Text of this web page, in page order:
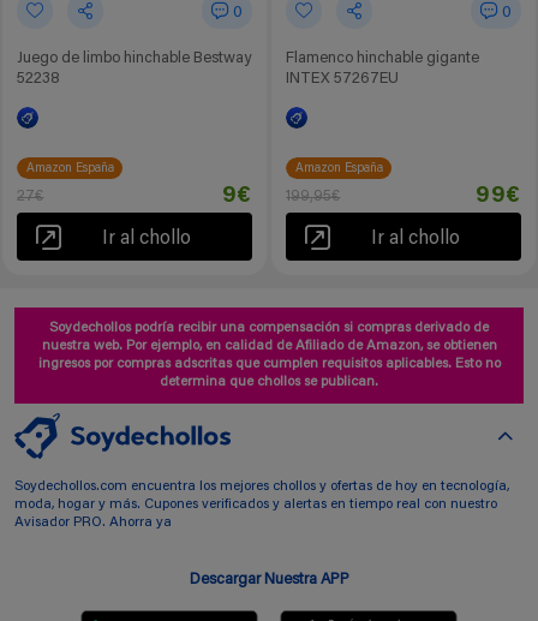
0
Juego de limbo hinchable Bestway
52238
Amazon España
27€ 9€
Ir al chollo
0
Flamenco hinchable gigante
INTEX 57267EU
Amazon España
199,95€ 99€
Ir al chollo
Soydechollos podría recibir una compensación si compras derivado de
nuestra web. Por ejemplo, en calidad de Afiliado de Amazon, se obtienen
ingresos por compras adscritas que cumplen requisitos aplicables. Esto no
determina que chollos se publican.
Soydechollos.com encuentra los mejores chollos y ofertas de hoy en tecnología,
moda, hogar y más. Cupones verificados y alertas en tiempo real con nuestro
Avisador PRO. Ahorra ya
Descargar Nuestra APP